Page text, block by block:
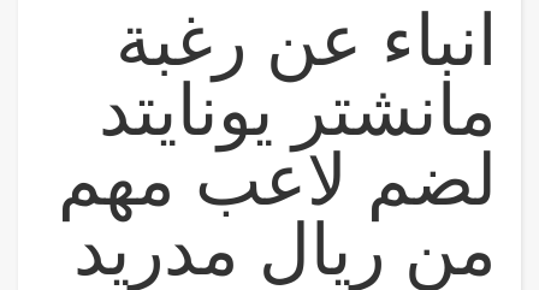
انباء عن رغبة
مانشتر يونايتد
لضم لاعب مهم
من ريال مدريد